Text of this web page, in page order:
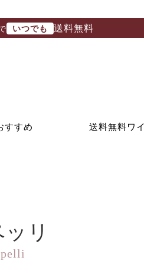
いつでも 送料無料
すすめ 送料無料ワ
リ